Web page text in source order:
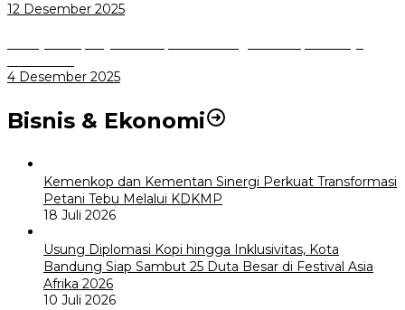
12 Desember 2025
4 Desember 2025
Bisnis & Ekonomi
Kemenkop dan Kementan Sinergi Perkuat Transformasi
Petani Tebu Melalui KDKMP
18 Juli 2026
Usung Diplomasi Kopi hingga Inklusivitas, Kota
Bandung Siap Sambut 25 Duta Besar di Festival Asia
Afrika 2026
10 Juli 2026